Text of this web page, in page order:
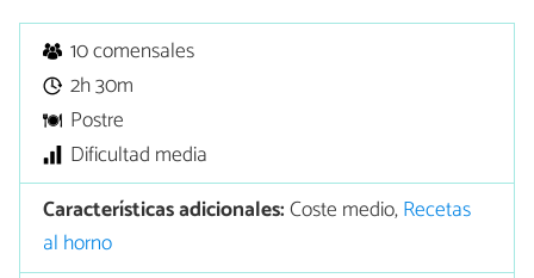
10 comensales
2h 30m
Postre
Dificultad media
Características adicionales:Coste medio,Recetas
al horno